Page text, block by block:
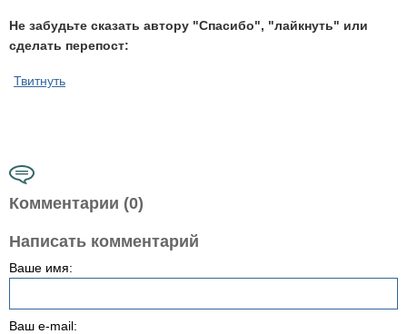
Не забудьте сказать автору "Спасибо", "лайкнуть" или
сделать перепост:
Твитнуть
Комментарии (0)
Написать комментарий
Ваше имя:
Ваш e-mail: